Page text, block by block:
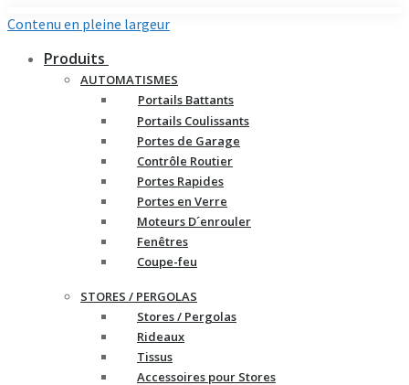
Contenu en pleine largeur
Produits
AUTOMATISMES
Portails Battants
Portails Coulissants
Portes de Garage
Contrôle Routier
Portes Rapides
Portes en Verre
Moteurs D´enrouler
Fenêtres
Coupe-feu
STORES / PERGOLAS
Stores / Pergolas
Rideaux
Tissus
Accessoires pour Stores